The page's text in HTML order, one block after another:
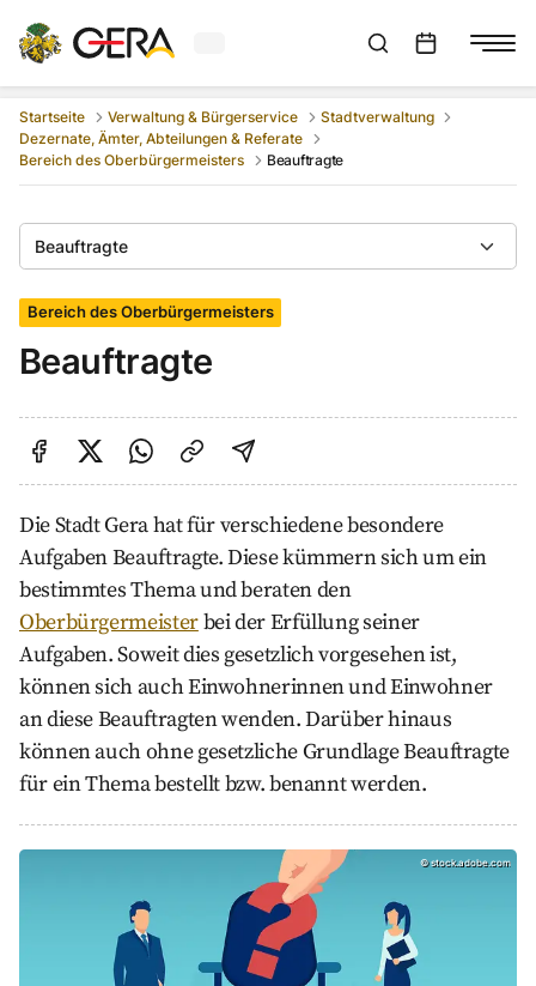
Aktuelles Wetter in GeraSuchleiste anzeigen
Startseite Verwaltung & Bürgerservice
Stadtverwaltung
Dezernate, Ämter, Abteilungen & Referate
Bereich des Oberbürgermeisters
Beauftragte
Beauftragte
Bereich des Oberbürgermeisters
Beauftragte
Auf Facebook teilen
Auf Twitter teilen
Per Link teilen
shareViaEmail
Die Stadt Gera hat für verschiedene besondere
Aufgaben Beauftragte. Diese kümmern sich um ein
bestimmtes Thema und beraten den
Oberbürgermeisterbei der Erfüllung seiner
Aufgaben. Soweit dies gesetzlich vorgesehen ist,
können sich auch Einwohnerinnen und Einwohner
an diese Beauftragten wenden. Darüber hinaus
können auch ohne gesetzliche Grundlage Beauftragte
für ein Thema bestellt bzw. benannt werden.
Gleichstellungsbeauftragte, stock.adobe.com
©stock.adobe.com